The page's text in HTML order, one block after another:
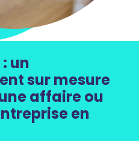
un
sur mesure
affaire ou
en